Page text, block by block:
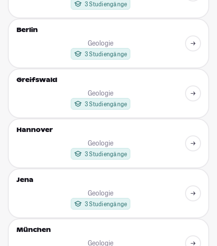
3 Studiengänge
Berlin
Geologie
3 Studiengänge
Greifswald
Geologie
3 Studiengänge
Hannover
Geologie
3 Studiengänge
Jena
Geologie
3 Studiengänge
München
Geologie